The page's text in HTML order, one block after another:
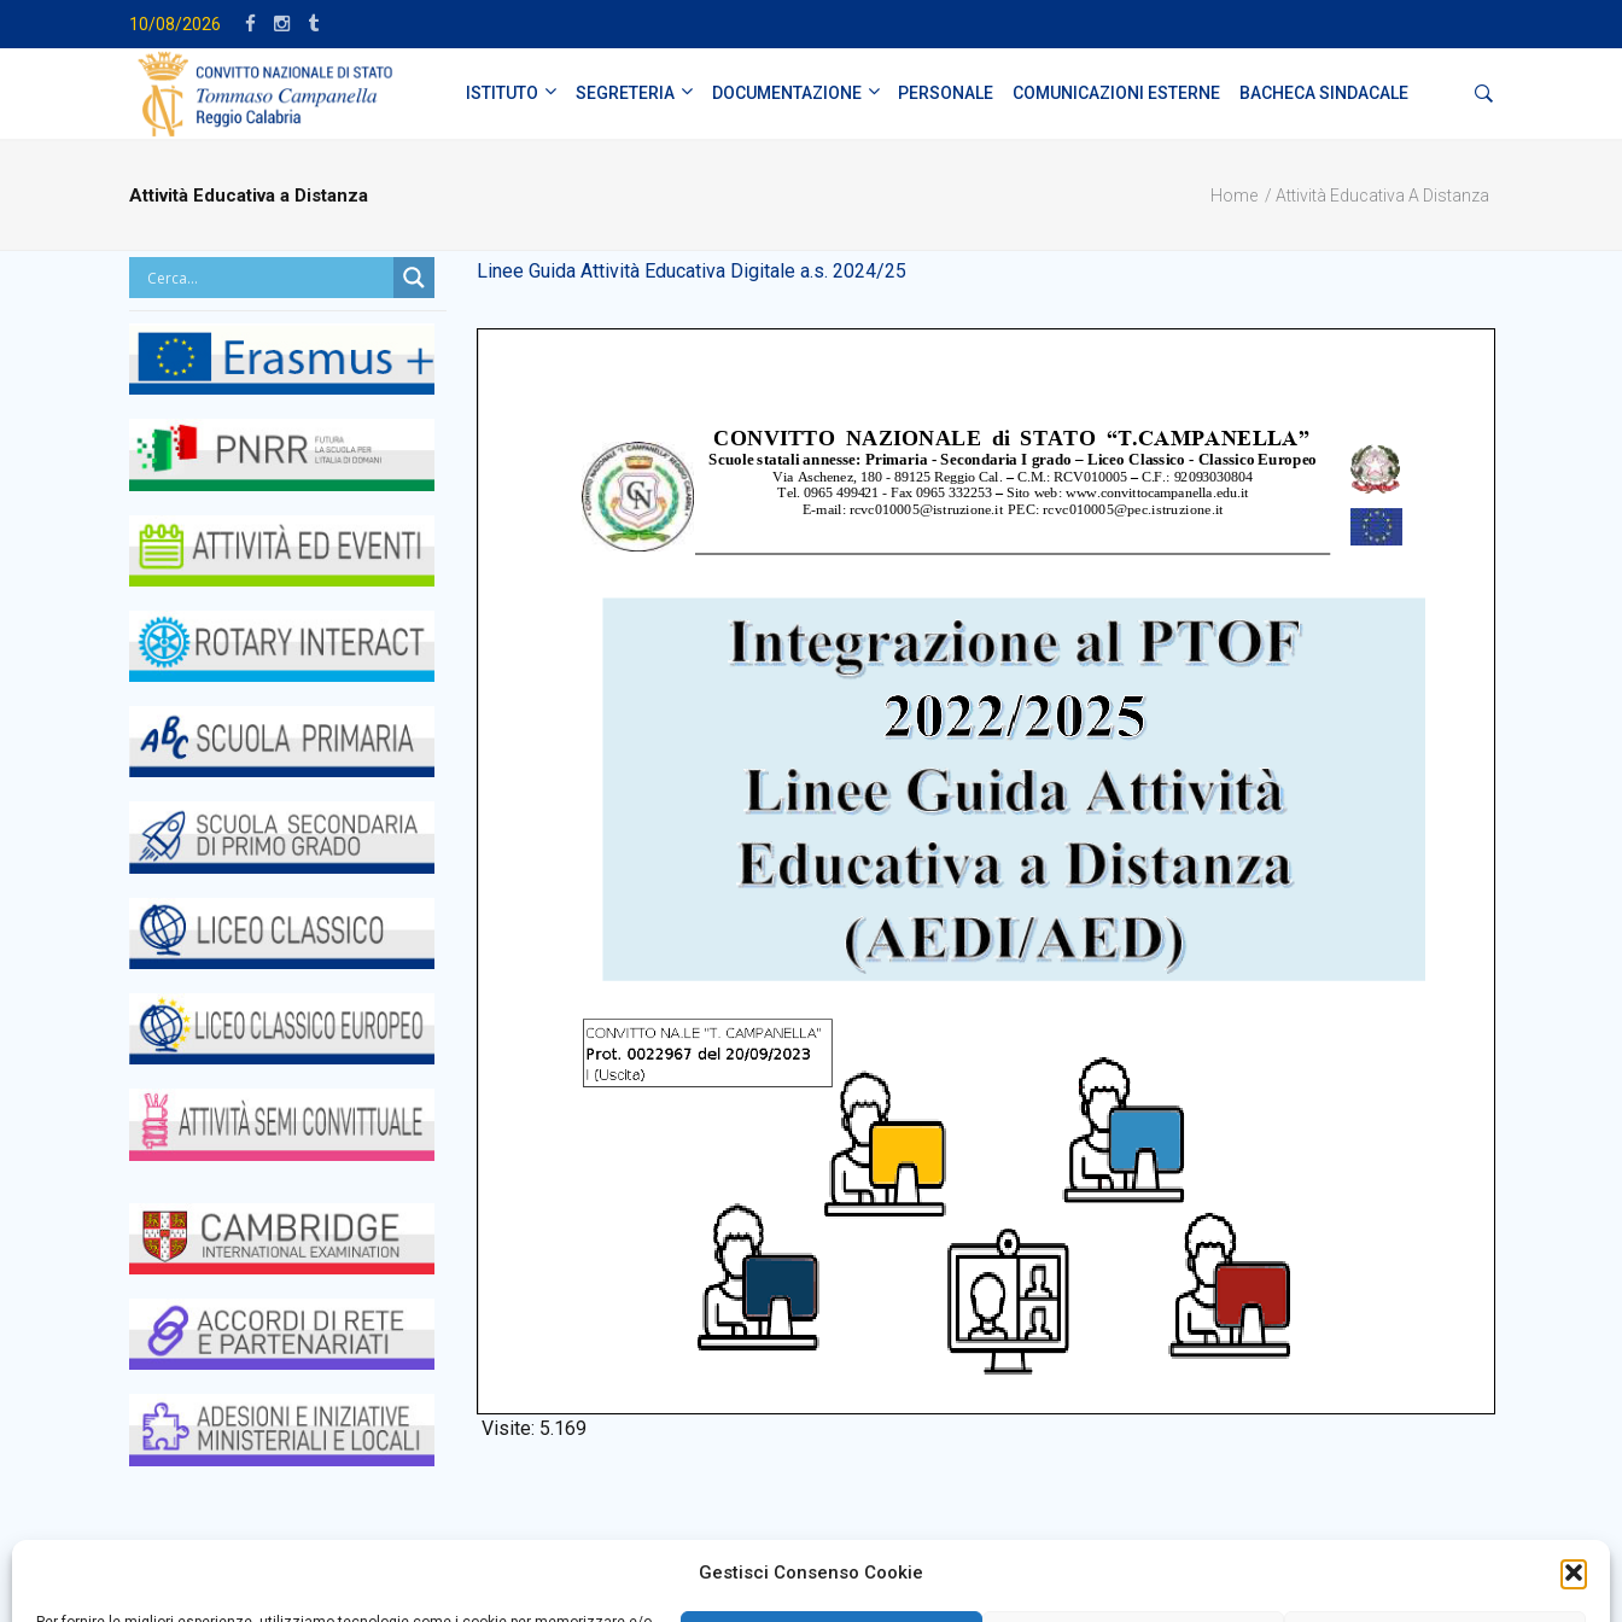
Gestisci Consenso Cookie
10/08/2026
ISTITUTO SEGRETERIA DOCUMENTAZIONE PERSONALE COMUNICAZIONI ESTERNE BACHECA SINDACALE
Attività Educativa a Distanza Home Attività Educativa A Distanza
Linee Guida Attività Educativa Digitale a.s. 2024/25
Visite: 5.169